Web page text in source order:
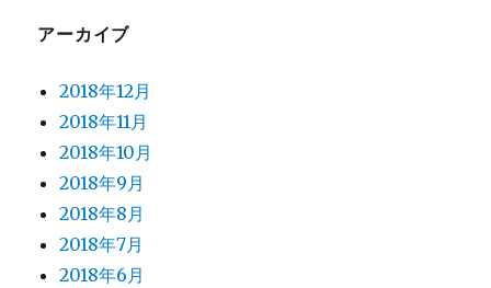
アーカイブ
2018年12月
2018年11月
2018年10月
2018年9月
2018年8月
2018年7月
2018年6月